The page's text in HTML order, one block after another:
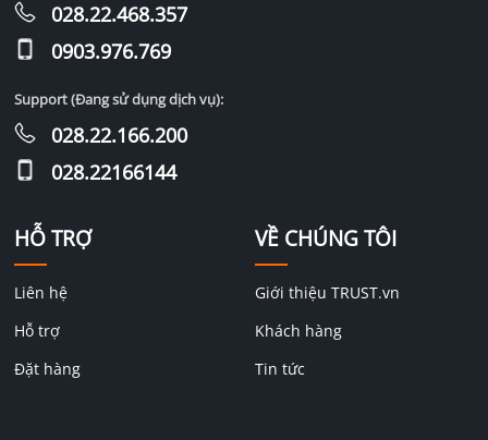
HỖ TRỢ
Liên hệ
Hỗ trợ
Đặt hàng
VỀ CHÚNG TÔI
Giới thiệu TRUST.vn
Khách hàng
Tin tức
028.22.468.357
0903.976.769
Support (Đang sử dụng dịch vụ):
028.22.166.200
028.22166144